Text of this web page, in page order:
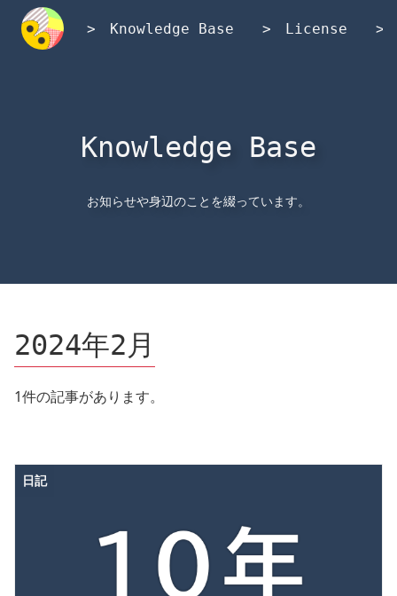
Knowledge Base License
Knowledge Base
お知らせや身辺のことを綴っています。
2024年2月
1件の記事があります。
日記